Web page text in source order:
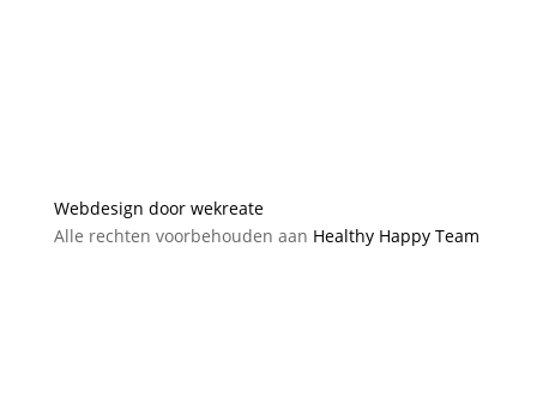
Webdesign door wekreate
Alle rechten voorbehouden aan Healthy Happy Team